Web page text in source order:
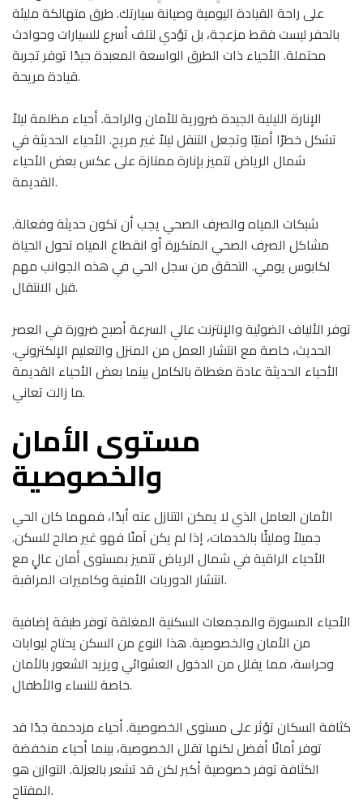
على راحة القيادة اليومية وصيانة سيارتك. طرق متهالكة مليئة
بالحفر ليست فقط مزعجة، بل تؤدي لتلف أسرع للسيارات وحوادث
محتملة. الأحياء ذات الطرق الواسعة المعبدة جيدًا توفر تجربة
قيادة مريحة.
الإنارة الليلية الجيدة ضرورية للأمان والراحة. أحياء مظلمة ليلاً
تشكل خطرًا أمنيًا وتجعل التنقل ليلاً غير مريح. الأحياء الحديثة في
شمال الرياض تتميز بإنارة ممتازة على عكس بعض الأحياء
القديمة.
شبكات المياه والصرف الصحي يجب أن تكون حديثة وفعالة.
مشاكل الصرف الصحي المتكررة أو انقطاع المياه تحول الحياة
لكابوس يومي. التحقق من سجل الحي في هذه الجوانب مهم
قبل الانتقال.
توفر الألياف الضوئية والإنترنت عالي السرعة أصبح ضرورة في العصر
الحديث، خاصة مع انتشار العمل من المنزل والتعليم الإلكتروني.
الأحياء الحديثة عادة مغطاة بالكامل بينما بعض الأحياء القديمة
ما زالت تعاني.
مستوى الأمان
والخصوصية
الأمان العامل الذي لا يمكن التنازل عنه أبدًا، فمهما كان الحي
جميلاً ومليئًا بالخدمات، إذا لم يكن آمنًا فهو غير صالح للسكن.
الأحياء الراقية في شمال الرياض تتميز بمستوى أمان عالٍ مع
انتشار الدوريات الأمنية وكاميرات المراقبة.
الأحياء المسورة والمجمعات السكنية المغلقة توفر طبقة إضافية
من الأمان والخصوصية. هذا النوع من السكن يحتاج لبوابات
وحراسة، مما يقلل من الدخول العشوائي ويزيد الشعور بالأمان
خاصة للنساء والأطفال.
كثافة السكان تؤثر على مستوى الخصوصية. أحياء مزدحمة جدًا قد
توفر أمانًا أفضل لكنها تقلل الخصوصية، بينما أحياء منخفضة
الكثافة توفر خصوصية أكبر لكن قد تشعر بالعزلة. التوازن هو
المفتاح.